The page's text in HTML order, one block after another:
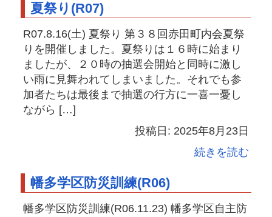
夏祭り(R07)
R07.8.16(土) 夏祭り 第３８回赤田町内会夏祭
りを開催しました。夏祭りは１６時に始まり
ましたが、２０時の抽選会開始と同時に激し
い雨に見舞われてしまいました。それでも参
加者たちは最後まで抽選の行方に一喜一憂し
ながら […]
投稿日: 2025年8月23日
続きを読む
幡多学区防災訓練(R06)
幡多学区防災訓練(R06.11.23) 幡多学区自主防